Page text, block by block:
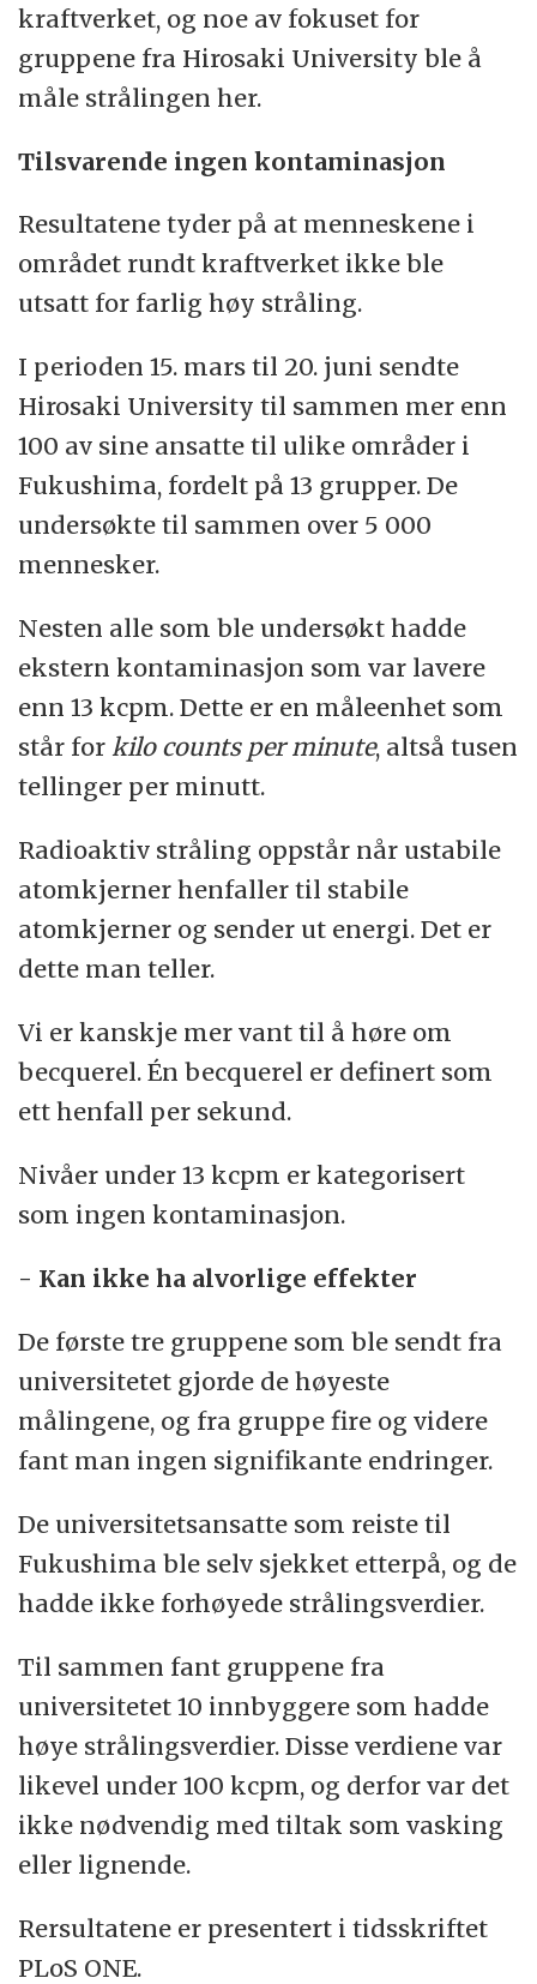
kraftverket, og noe av fokuset for
gruppene fra Hirosaki University ble å
måle strålingen her.
Tilsvarende ingen kontaminasjon
Resultatene tyder på at menneskene i
området rundt kraftverket ikke ble
utsatt for farlig høy stråling.
I perioden 15. mars til 20. juni sendte
Hirosaki University til sammen mer enn
100 av sine ansatte til ulike områder i
Fukushima, fordelt på 13 grupper. De
undersøkte til sammen over 5 000
mennesker.
Nesten alle som ble undersøkt hadde
ekstern kontaminasjon som var lavere
enn 13 kcpm. Dette er en måleenhet som
står for kilo counts per minute, altså tusen
tellinger per minutt.
Radioaktiv stråling oppstår når ustabile
atomkjerner henfaller til stabile
atomkjerner og sender ut energi. Det er
dette man teller.
Vi er kanskje mer vant til å høre om
becquerel. Én becquerel er definert som
ett henfall per sekund.
Nivåer under 13 kcpm er kategorisert
som ingen kontaminasjon.
- Kan ikke ha alvorlige effekter
De første tre gruppene som ble sendt fra
universitetet gjorde de høyeste
målingene, og fra gruppe fire og videre
fant man ingen signifikante endringer.
De universitetsansatte som reiste til
Fukushima ble selv sjekket etterpå, og de
hadde ikke forhøyede strålingsverdier.
Til sammen fant gruppene fra
universitetet 10 innbyggere som hadde
høye strålingsverdier. Disse verdiene var
likevel under 100 kcpm, og derfor var det
ikke nødvendig med tiltak som vasking
eller lignende.
Rersultatene er presentert i tidsskriftet
PLoS ONE.